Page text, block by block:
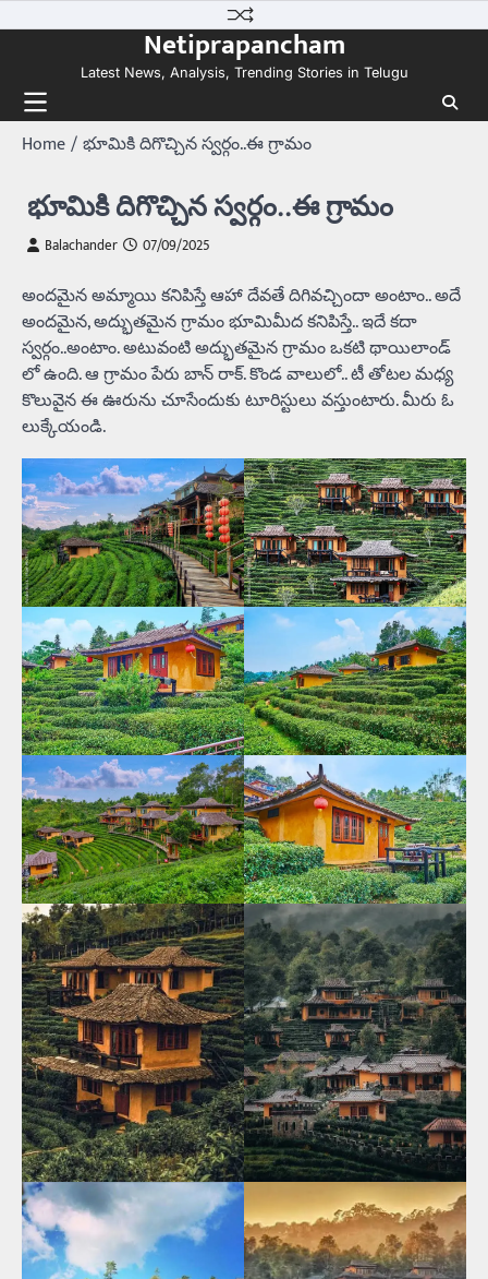
to
Netiprapancham
Latest News, Analysis, Trending Stories in Telugu
Home భూమికి దిగొచ్చిన స్వర్గం..ఈ గ్రామం
భూమికి దిగొచ్చిన స్వర్గం..ఈ గ్రామం
Balachander 07/09/2025
అందమైన అమ్మాయి కనిపిస్తే ఆహా దేవతే దిగివచ్చిందా అంటాం.. అదే
అందమైన, అద్భుతమైన గ్రామం భూమిమీద కనిపిస్తే.. ఇదే కదా
స్వర్గం..అంటాం. అటువంటి అద్భుతమైన గ్రామం ఒకటి థాయిలాండ్
లో ఉంది. ఆ గ్రామం పేరు బాన్ రాక్. కొండ వాలులో.. టీ తోటల మధ్య
కొలువైన ఈ ఊరును చూసేందుకు టూరిస్టులు వస్తుంటారు. మీరు ఓ
లుక్కేయండి.